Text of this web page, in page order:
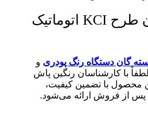
خرید پوسته گان طرح KCI اتوماتیک
گان دستگاه رنگ پودری و
با کارشناسان رنگین پاش
محصول با تضمین کیفیت،
از فروش ارائه می‌شود.